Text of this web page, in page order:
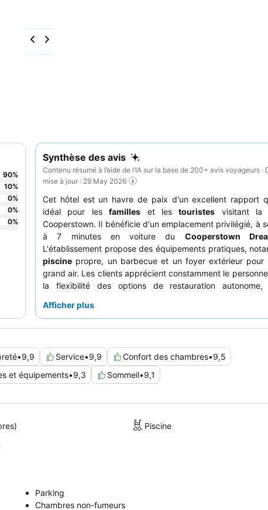
Synthèse des avis
Contenu résumé à l’aide de l’IA sur la base de 200+ avis voyageurs ·
mise à jour : 29 May 2026
Cet hôtel est un havre de paix d'un excellent rapport
idéal pour lesfamilles et lestouristes visitant la
Cooperstown. Il bénéficie d'un emplacement privilégié, à
à 7 minutes en voiture du Cooperstown
L'établissement propose des équipements pratiques,
piscine propre, un barbecue et un foyer extérieur pour
grand air. Les clients apprécient constamment le
la flexibilité des options de restauration
réfrigérateur. Pour un séjour plus calme, pensez à
Afficher plus
•9,9 Service•9,9 Confort des chambres•9,5
et équipements•9,3 Sommeil•9,1
90%
10%
0%
0%
0%
Piscine
Parking
Chambres non-fumeurs